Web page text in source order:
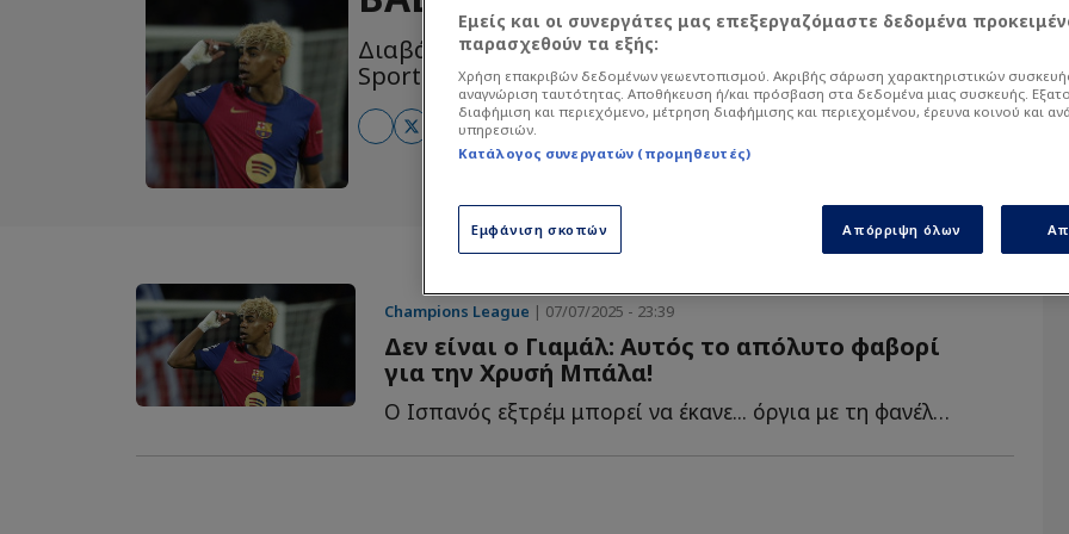
Διαβάστε όλα τα άρθρα του Sportdog σχετικά με το θέμα
Sportdog: Πιστό στον φίλαθλο.
Champions League | 07/07/2025 - 23:39
Δεν είναι ο Γιαμάλ: Αυτός το απόλυτο φαβορί
για την Χρυσή Μπάλα!
Ο Ισπανός εξτρέμ μπορεί να έκανε... όργια με τη φανέλα τ...
Εμείς και οι συνεργάτες μας επεξεργαζόμαστε δεδομένα
παρασχεθούν τα εξής:
Χρήση επακριβών δεδομένων γεωεντοπισμού. Ακριβής σάρωση χαρακτηριστικών
αναγνώριση ταυτότητας. Αποθήκευση ή/και πρόσβαση στα δεδομένα μιας συσκευής.
διαφήμιση και περιεχόμενο, μέτρηση διαφήμισης και περιεχομένου, έρευνα κοινού και
υπηρεσιών.
Κατάλογος συνεργατών (προμηθευτές)
Εμφάνιση σκοπών Απόρριψη όλων